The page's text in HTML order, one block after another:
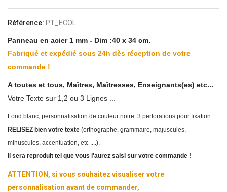
Référence: PT_ECOL
Panneau en acier 1 mm - Dim :40 x 34 cm.
Fabriqué et expédié sous 24h dès réception de votre
commande !
A toutes et tous, Maîtres, Maîtresses, Enseignants(es) etc...
Votre Texte sur 1,2 ou 3 Lignes ...
Fond blanc, personnalisation de couleur noire. 3 perforations pour fixation.
RELISEZ bien votre texte (orthographe, grammaire, majuscules,
minuscules, accentuation, etc ....),
il sera reproduit tel que vous l'aurez saisi sur votre commande !
ATTENTION, si vous souhaitez visualiser votre
personnalisation avant de commander,